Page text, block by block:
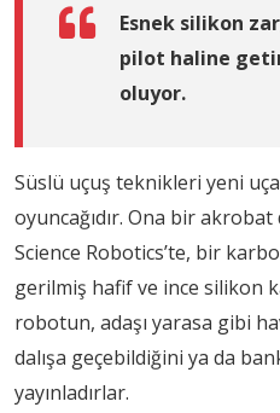
Esnek silikon
pilot haline
oluyor.
Süslü uçuş teknikleri yeni
oyuncağıdır. Ona bir akrobat
Science Robotics’te, bir
gerilmiş hafif ve ince silikon
robotun, adaşı yarasa gibi
dalışa geçebildiğini ya da
yayınladırlar.